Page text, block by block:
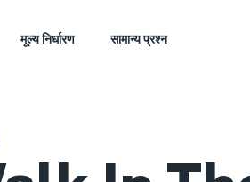
मूल्य निर्धारण सामान्य प्रश्न